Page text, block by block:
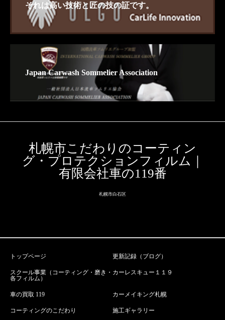
それは高い技術と匠の技の証です。
Japan Carwash Sommelier Association
札幌市こだわりのコーティン
グ・プロテクションフィルム｜
有限会社車の119番
札幌市白石区
トップページ 更新記録（ブログ）
スクール事業（コーティング・磨き・
各フィルム）
カーレスキュー１１９
車の買取 119 カーメイキング札幌
コーティングのこだわり 施工ギャラリー